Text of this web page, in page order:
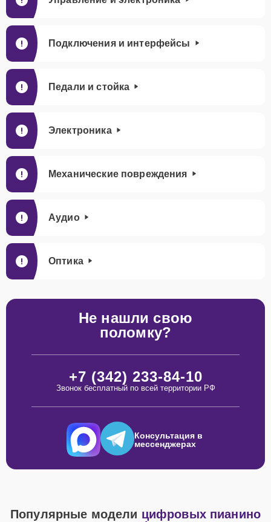
Подключения и интерфейсы
Педали и стойка
Электроника
Механические повреждения
Аудио
Оптика
Не нашли свою
поломку?
+7 (342) 233-84-10
Звонок бесплатный по всей территории РФ
Консультация в
мессенджерах
Популярные модели цифровых пианино